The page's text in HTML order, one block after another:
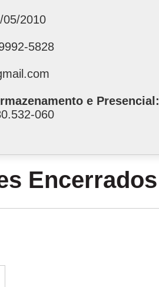
05/2010
5828
e Presencial:
060
Encerrados